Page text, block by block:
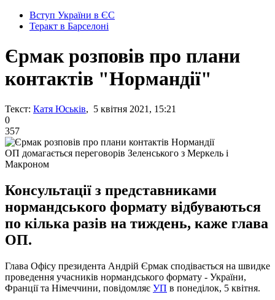
Вступ України в ЄС
Теракт в Барселоні
Єрмак розповів про плани
контактів "Нормандії"
Текст: Катя Юськів, 5 квітня 2021, 15:21
0
357
ОП домагається переговорів Зеленського з Меркель і
Макроном
Консультації з представниками
нормандського формату відбуваються
по кілька разів на тиждень, каже глава
ОП.
Глава Офісу президента Андрій Єрмак сподівається на швидке
проведення учасників нормандського формату - України,
Франції та Німеччини, повідомляє УП в понеділок, 5 квітня.